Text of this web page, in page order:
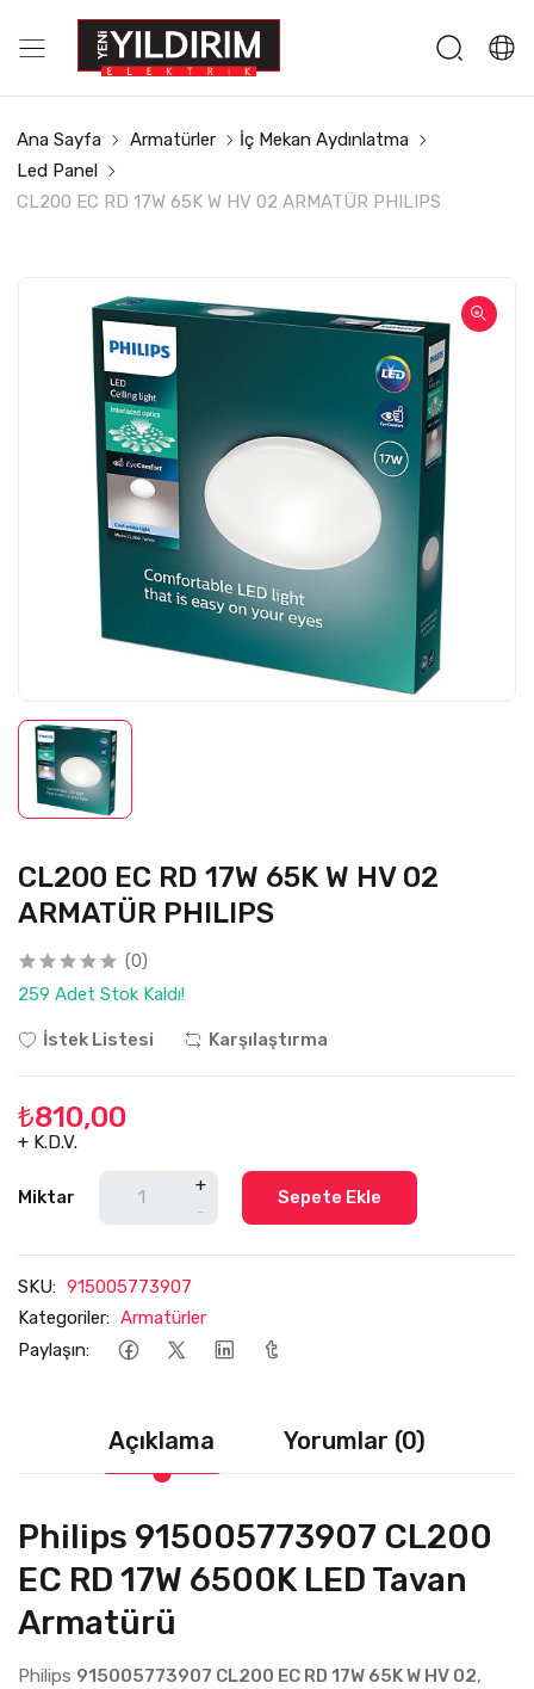
Ana Sayfa Armatürler
İç Mekan Aydınlatma
Led Panel
CL200 EC RD 17W 65K W HV 02 ARMATÜR PHILIPS
CL200 EC RD 17W 65K W HV 02
ARMATÜR PHILIPS
(0)
259 Adet Stok Kaldı!
İstek Listesi Karşılaştırma
₺810,00
+ K.D.V.
Miktar
+
-
Sepete Ekle
SKU: 915005773907
Kategoriler: Armatürler
Paylaşın:
Açıklama Yorumlar (0)
Philips 915005773907 CL200
EC RD 17W 6500K LED Tavan
Armatürü
Philips 915005773907 CL200 EC RD 17W 65K W HV 02,